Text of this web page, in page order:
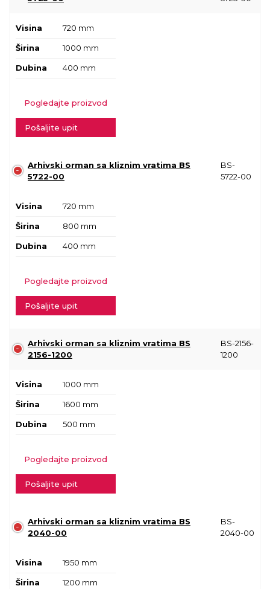
Visina 720 mm
Širina 1000 mm
Dubina 400 mm
Pogledajte proizvod
Pošaljite upit
Arhivski orman sa kliznim vratima BS
5722-00
BS-
5722-00
Visina 720 mm
Širina 800 mm
Dubina 400 mm
Pogledajte proizvod
Pošaljite upit
Arhivski orman sa kliznim vratima BS
2156-1200
BS-2156-
1200
Visina 1000 mm
Širina 1600 mm
Dubina 500 mm
Pogledajte proizvod
Pošaljite upit
Arhivski orman sa kliznim vratima BS
2040-00
BS-
2040-00
Visina 1950 mm
Širina 1200 mm